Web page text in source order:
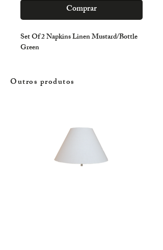
Comprar
Set Of 2 Napkins Linen Mustard/Bottle
Green
Outros produtos